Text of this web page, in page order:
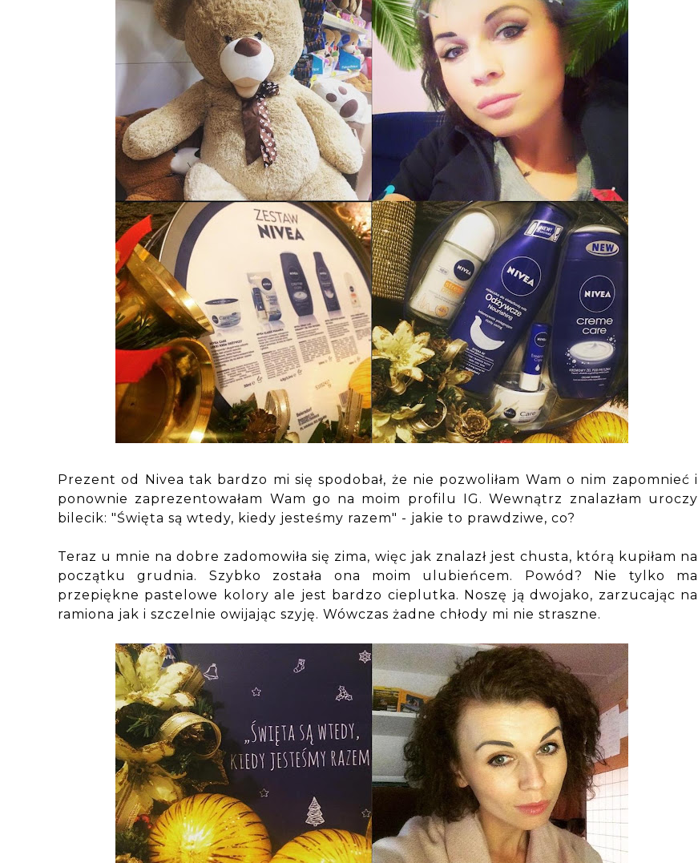
Prezent od Nivea tak bardzo mi się spodobał, że nie pozwoliłam Wam o nim zapomnieć i
ponownie zaprezentowałam Wam go na moim profilu IG. Wewnątrz znalazłam uroczy
bilecik: "Święta są wtedy, kiedy jesteśmy razem" - jakie to prawdziwe, co?
Teraz u mnie na dobre zadomowiła się zima, więc jak znalazł jest chusta, którą kupiłam na
początku grudnia. Szybko została ona moim ulubieńcem. Powód? Nie tylko ma
przepiękne pastelowe kolory ale jest bardzo cieplutka. Noszę ją dwojako, zarzucając na
ramiona jak i szczelnie owijając szyję. Wówczas żadne chłody mi nie straszne.